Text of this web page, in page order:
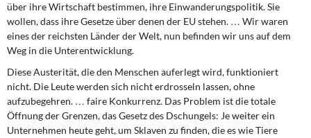
über ihre Wirtschaft bestimmen, ihre Einwanderungspolitik. Sie
wollen, dass ihre Gesetze über denen der EU stehen. … Wir waren
eines der reichsten Länder der Welt, nun befinden wir uns auf dem
Weg in die Unterentwicklung.
Diese Austerität, die den Menschen auferlegtwird, funktioniert
nicht. Die Leute werden sich nicht erdrosseln lassen, ohne
aufzubegehren. … faire Konkurrenz. Das Problem ist die totale
Öffnung der Grenzen, das Gesetz des Dschungels: Je weiter ein
Unternehmen heute geht, um Sklaven zu finden, die es wie Tiere